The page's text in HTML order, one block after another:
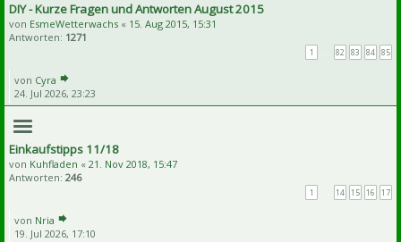
DIY - Kurze Fragen und Antworten August 2015
von EsmeWetterwachs « 15. Aug 2015, 15:31
Antworten: 1271
1 82 83 84 85
von Cyra
24. Jul 2026, 23:23
Einkaufstipps 11/18
von Kuhfladen « 21. Nov 2018, 15:47
Antworten: 246
1 14 15 16 17
von Nria
19. Jul 2026, 17:10